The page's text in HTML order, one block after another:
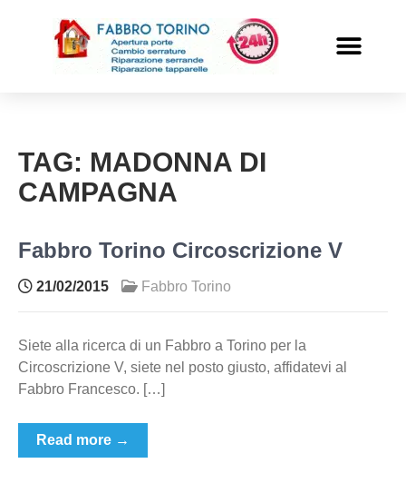
TAG: MADONNA DI
CAMPAGNA
Fabbro Torino Circoscrizione V
21/02/2015 Fabbro Torino
Siete alla ricerca di un Fabbro a Torino per la
Circoscrizione V, siete nel posto giusto, affidatevi al
Fabbro Francesco. […]
Read more →